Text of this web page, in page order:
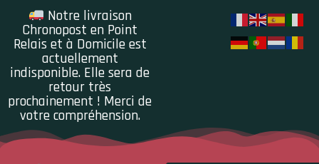
Notre livraison
Chronopost en Point
Relais et à Domicile est
actuellement
indisponible. Elle sera de
retour très
prochainement ! Merci de
votre compréhension.